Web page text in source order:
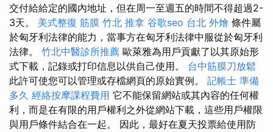
交付給給定的國內地址，但在周一至週五的時間不得超過2-
3天。 美式整復 筋膜 竹北 推拿 谷歌seo 台北 外燴 條件屬
於匈牙利法律的能力，當事方在匈牙利法律中服從於匈牙利
法律。 竹北中醫診所推薦 歐萊雅為用戶貢獻了以其原始形
式下載，記錄或打印信息以供自己使用。 台中筋膜刀放鬆
此許可使您可以管理或存檔網頁的原始實例。 記帳士 準備
多久 經絡按摩課程費用 它不能保留網站或其內容的任何權
利，而是在有限的用戶權利之外從網站下載，這些用戶權限
與用戶條件結合在一起。 因此，最好在夏天投票給使用防